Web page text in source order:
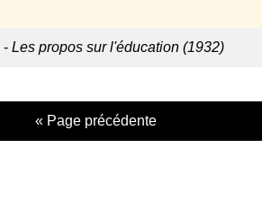
- Les propos sur l'éducation (1932)
« Page précédente